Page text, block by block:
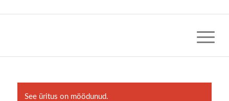
See üritus on möödunud.